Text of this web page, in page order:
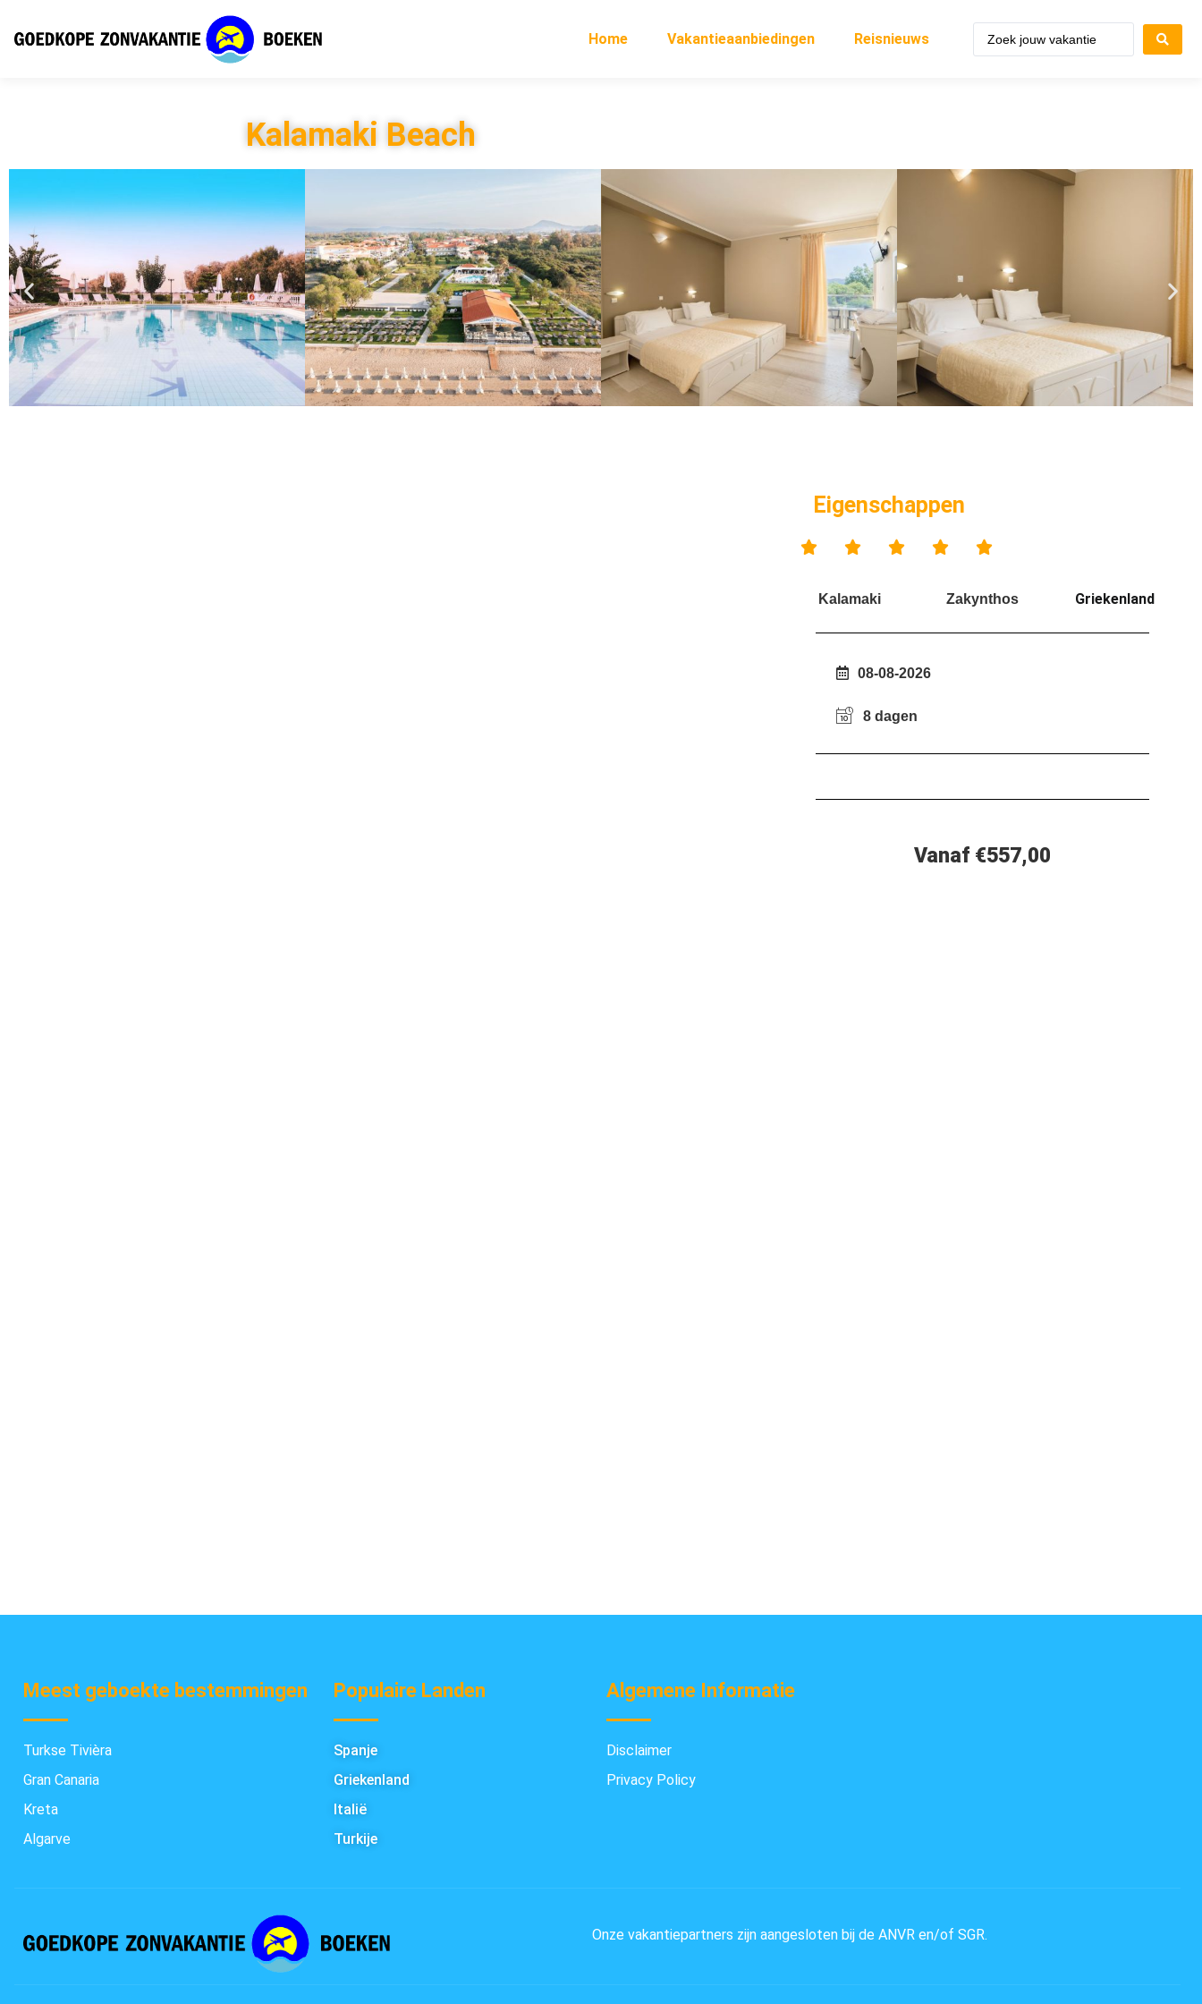
Home Vakantieaanbiedingen Reisnieuws
Kalamaki Beach
Eigenschappen
    
Kalamaki Zakynthos Griekenland
08-08-2026
8 dagen
Vanaf €557,00
Meest geboekte bestemmingen
Turkse Tivièra
Gran Canaria
Kreta
Algarve
Populaire Landen
Spanje
Griekenland
Italië
Turkije
Algemene Informatie
Disclaimer
Privacy Policy
Onze vakantiepartners zijn aangesloten bij de ANVR en/of SGR.